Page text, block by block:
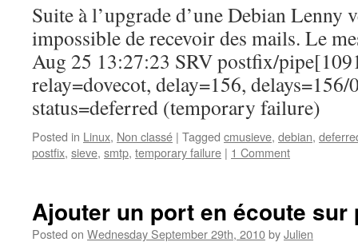
Suite à l’upgrade d’une Debian Lenny
impossible de recevoir des mails. Le
Aug 25 13:27:23 SRV postfix/
relay=dovecot, delay=156,
status=deferred (temporary failure)
Posted in Linux, Non classé | Tagged cmusieve, debian,
postfix, sieve, smtp, temporary failure | 1 Comment
Ajouter un port en écoute sur
Posted on Wednesday September 29th, 2010byJulien